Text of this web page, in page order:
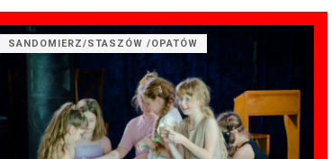
SANDOMIERZ/STASZÓW /OPATÓW